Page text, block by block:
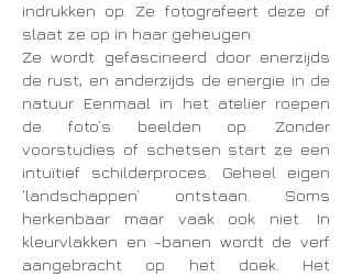
indrukken op. Ze fotografeert deze of
slaat ze op in haar geheugen.
Ze wordt gefascineerd door enerzijds
de rust, en anderzijds de energie in de
natuur. Eenmaal in het atelier roepen
de foto’s beelden op. Zonder
voorstudies of schetsen start ze een
intuïtief schilderproces. Geheel eigen
‘landschappen’ ontstaan. Soms
herkenbaar maar vaak ook niet. In
kleurvlakken en -banen wordt de verf
aangebracht op het doek. Het